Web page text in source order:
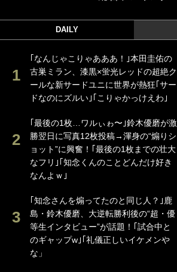
DAILY
｢なんじゃこりゃあああ！｣本田圭佑の
古巣ミラン、漆黒×蛍光レッドの超絶ク
ールな新サードユニに世界が熱狂｢サー
ドなのにズルい｣｢こりゃかっけえわ｣
｢最後の1枚…ワルぃゎ〜｣鈴木優磨が激
勝翌日に写真12枚投稿→渾身の“煽りシ
ョット”に興奮！｢最後の1枚までの壮大
なフリ｣｢知念くんのことどんだけ好き
なんよｗ｣
｢知念さんを煽ってたのと同じ人？｣鹿
島・鈴木優磨、大逆転勝利後の“超・優
等生インタビュー”が話題！｢試合中と
のギャップw｣｢礼儀正しいイケメンや
な」